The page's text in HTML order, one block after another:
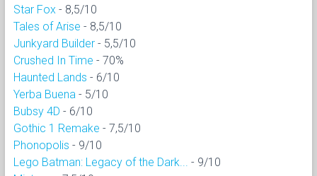
Star Fox - 8,5/10
Tales of Arise - 8,5/10
Junkyard Builder - 5,5/10
Crushed In Time - 70%
Haunted Lands - 6/10
Yerba Buena - 5/10
Bubsy 4D - 6/10
Gothic 1 Remake - 7,5/10
Phonopolis - 9/10
Lego Batman: Legacy of the Dark...
- 9/10